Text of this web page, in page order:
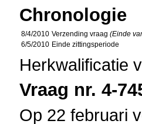
Chronologie
8/4/2010 Verzending vraag(Einde
6/5/2010 Einde zittingsperiode
Herkwalificatie
Vraag nr. 4-
Op 22 februari